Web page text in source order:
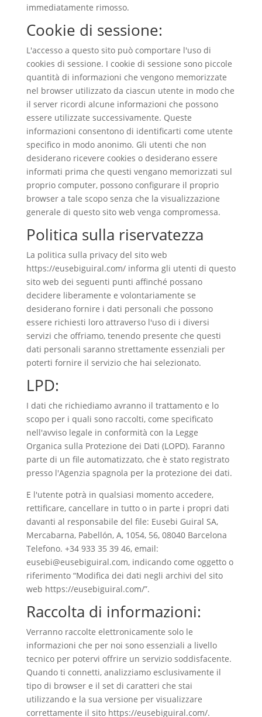
immediatamente rimosso.
Cookie di sessione:
L'accesso a questo sito può comportare l'uso di
cookies di sessione. I cookie di sessione sono piccole
quantità di informazioni che vengono memorizzate
nel browser utilizzato da ciascun utente in modo che
il server ricordi alcune informazioni che possono
essere utilizzate successivamente. Queste
informazioni consentono di identificarti come utente
specifico in modo anonimo. Gli utenti che non
desiderano ricevere cookies o desiderano essere
informati prima che questi vengano memorizzati sul
proprio computer, possono configurare il proprio
browser a tale scopo senza che la visualizzazione
generale di questo sito web venga compromessa.
Politica sulla riservatezza
La politica sulla privacy del sito web
https://eusebiguiral.com/ informa gli utenti di questo
sito web dei seguenti punti affinché possano
decidere liberamente e volontariamente se
desiderano fornire i dati personali che possono
essere richiesti loro attraverso l'uso di i diversi
servizi che offriamo, tenendo presente che questi
dati personali saranno strettamente essenziali per
poterti fornire il servizio che hai selezionato.
LPD:
I dati che richiediamo avranno il trattamento e lo
scopo per i quali sono raccolti, come specificato
nell'avviso legale in conformità con la Legge
Organica sulla Protezione dei Dati (LOPD). Faranno
parte di un file automatizzato, che è stato registrato
presso l'Agenzia spagnola per la protezione dei dati.
E l'utente potrà in qualsiasi momento accedere,
rettificare, cancellare in tutto o in parte i propri dati
davanti al responsabile del file: Eusebi Guiral SA,
Mercabarna, Pabellón, A, 1054, 56, 08040 Barcelona
Telefono. +34 933 35 39 46, email:
eusebi@eusebiguiral.com, indicando come oggetto o
riferimento “Modifica dei dati negli archivi del sito
web https://eusebiguiral.com/”.
Raccolta di informazioni:
Verranno raccolte elettronicamente solo le
informazioni che per noi sono essenziali a livello
tecnico per potervi offrire un servizio soddisfacente.
Quando ti connetti, analizziamo esclusivamente il
tipo di browser e il set di caratteri che stai
utilizzando e la sua versione per visualizzare
correttamente il sito https://eusebiguiral.com/.